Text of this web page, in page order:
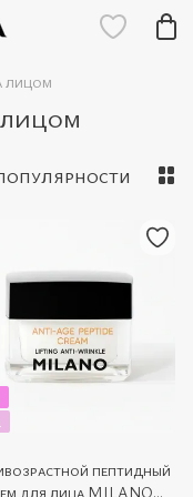
лицом
пептидный
для лица MILANO